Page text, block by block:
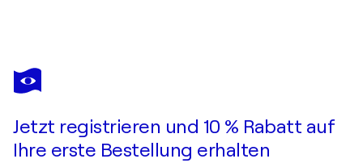
BEATE BLUME
Swirling Blue
Jetzt registrieren und 10 % Rabatt auf
Ihre erste Bestellung erhalten